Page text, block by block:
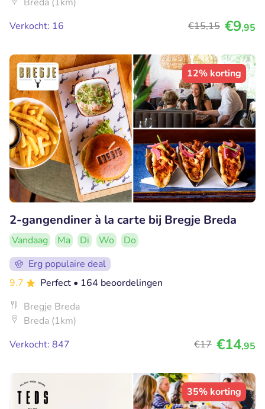
Verkocht: 16
€15,15 €9,95
12% korting
2-gangendiner à la carte bij Bregje Breda
Vandaag Ma Di Wo
Do
Erg populaire deal
9.7
Perfect • 164 beoordelingen
Bregje Breda
Breda (1km)
Verkocht: 847
€17 €14,95
35% korting